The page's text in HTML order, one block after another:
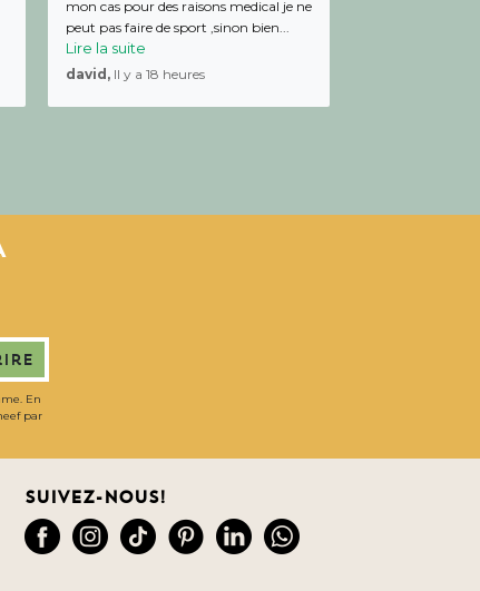
mon cas pour des raisons medical je ne
peut pas faire de sport ,sinon bien...
Lire la suite
david, Il y a 18 heures
En
par
Suivez-nous!